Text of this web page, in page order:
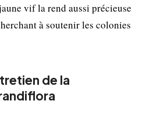
vif la rend aussi précieuse
à soutenir les colonies
de la